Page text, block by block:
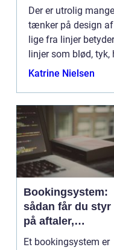
Der er utrolig
tænker på design
lige fra linjer
linjer som blød, tyk,
andre typer. En
Katrine Nielsen
Bookingsystem:
sådan får du styr
på aftaler,
patienter og tid
Et bookingsystem er